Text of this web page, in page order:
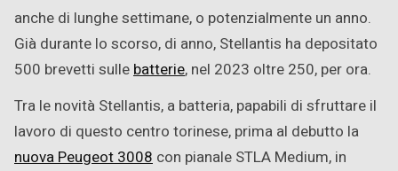
anche di lunghe settimane, o potenzialmente un anno.
Già durante lo scorso, di anno, Stellantis ha depositato
500 brevetti sullebatterie, nel 2023 oltre 250, per ora.
Tra le novità Stellantis, a batteria, papabili di sfruttare il
lavoro di questo centro torinese, prima al debutto la
nuova Peugeot 3008 con pianale STLA Medium, in